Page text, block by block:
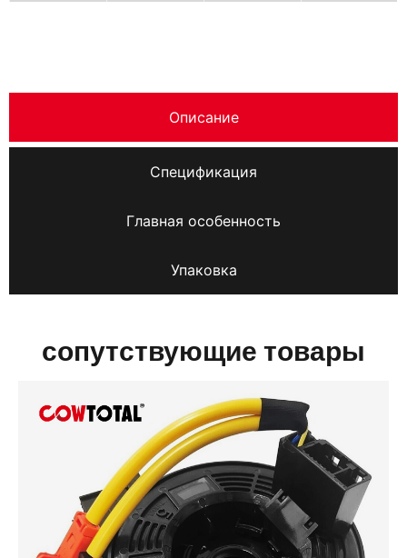
Описание
Спецификация
Главная особенность
Упаковка
сопутствующие товары